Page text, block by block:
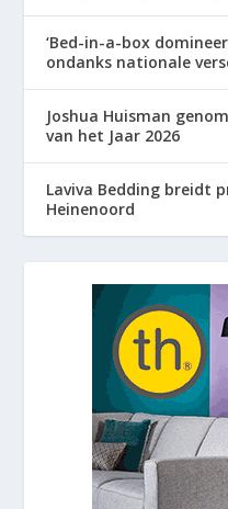
‘Bed-in-a-box
ondanks nationale
Joshua Huisman
van het Jaar 2026
Laviva Bedding breidt
Heinenoord